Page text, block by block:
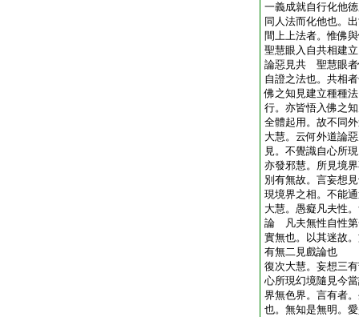
一義成就自行化他
同人法而化他也。
間上上法者。惟佛
聖慧眼入自共相建
論惡見共 聖慧眼者
自證之法也。共相
佛之知見建立種種
行。亦皆悟入佛之
全體起用。故不同
大慧。云何外道論
見。不覺識自心所
亦發邪慧。所見境
別有無故。言妄想
現境界之相。不能
大慧。愚癡凡夫性
論 凡夫無性自性第
實無也。以其迷故
有無二見戲論也
復次大慧。妄想三
心所現幻境隨見今
界無色界。言有者
也。無知是無明。